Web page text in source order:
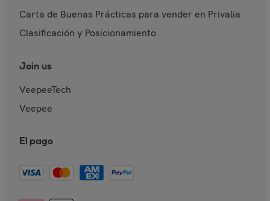
Carta de Buenas Prácticas para vender en Privalia
Clasificación y Posicionamiento
Join us
VeepeeTech
Veepee
El pago